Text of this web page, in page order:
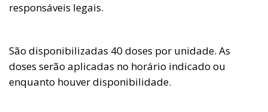
responsáveis legais.
São disponibilizadas 40 doses por unidade. As
doses serão aplicadas no horário indicado ou
enquanto houver disponibilidade.